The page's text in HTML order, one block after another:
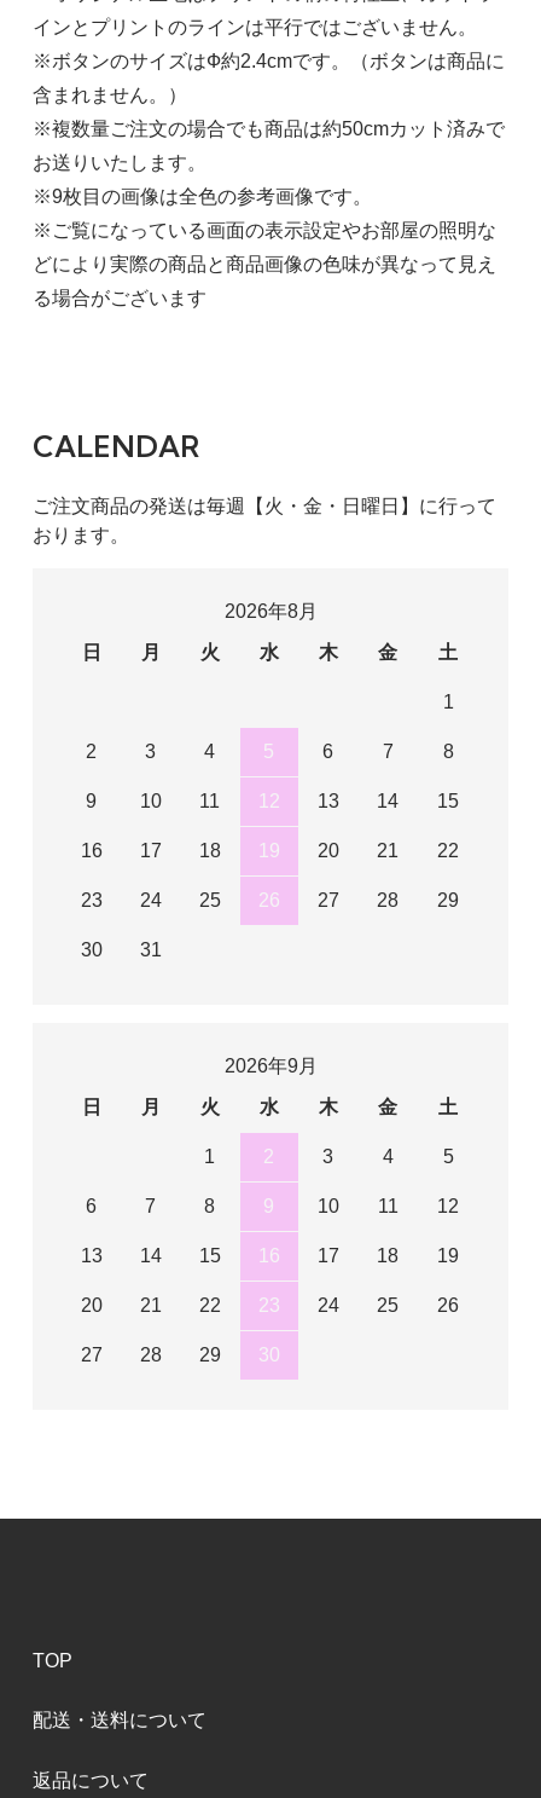
インとプリントのラインは平行ではございません。
※ボタンのサイズはФ約2.4cmです。（ボタンは商品に
含まれません。）
※複数量ご注文の場合でも商品は約50cmカット済みで
お送りいたします。
※9枚目の画像は全色の参考画像です。
※ご覧になっている画面の表示設定やお部屋の照明な
どにより実際の商品と商品画像の色味が異なって見え
る場合がございます
CALENDAR
ご注文商品の発送は毎週【火・金・日曜日】に行って
おります。
2026年8月
日
月 火 水 木 金 土
1
2 3 4 5 6 7 8
9 10 11 12 13 14 15
16 17 18 19 20 21 22
23 24 25 26 27 28 29
30 31
2026年9月
日
月 火 水 木 金 土
1 2 3 4 5
6 7 8 9 10 11 12
13 14 15 16 17 18 19
20 21 22 23 24 25 26
27 28 29 30
TOP
配送・送料について
返品について